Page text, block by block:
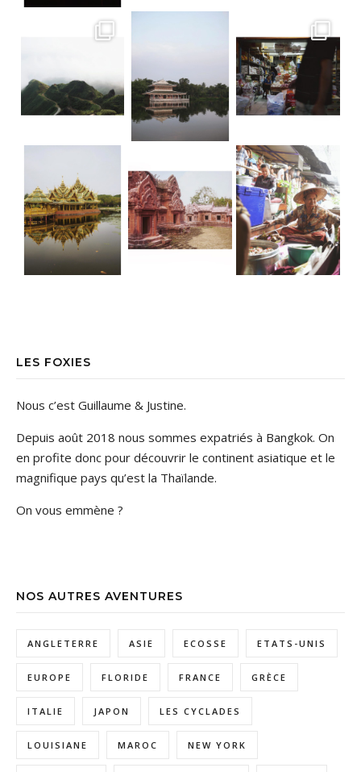
• Floating market TGIF ! La bonne nou
LES FOXIES
Nous c’est Guillaume & Justine.
Depuis août 2018 nous sommes expatriés à Bangkok. On
en profite donc pour découvrir le continent asiatique et le
magnifique pays qu’est la Thaïlande.
On vous emmène ?
NOS AUTRES AVENTURES
ANGLETERRE ASIE ECOSSE ETATS-UNIS
EUROPE FLORIDE FRANCE GRÈCE
ITALIE JAPON LES CYCLADES
LOUISIANE MAROC NEW YORK